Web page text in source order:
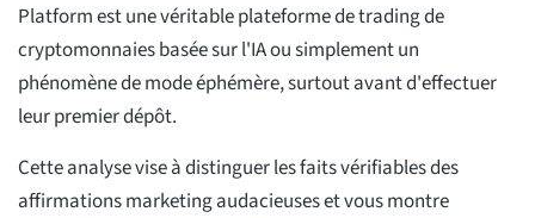
Platform est une véritable plateforme de trading de
cryptomonnaies basée sur l'IA ou simplement un
phénomène de mode éphémère, surtout avant d'effectuer
leur premier dépôt.
Cette analyse vise à distinguer les faits vérifiables des
affirmations marketing audacieuses et vous montre